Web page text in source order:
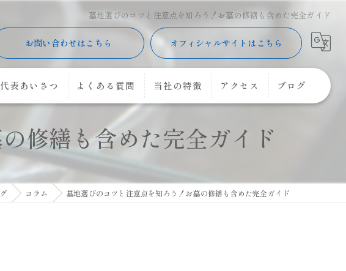
墓地選びのコツと注意点を知ろう！お墓の修繕も含めた完全ガイド
お問い合わせはこちら オフィシャルサイトはこちら
代表あいさつ よくある質問 当社の特徴
樹木葬
コーキング
アクセス ブログ
修繕も含めた完全ガイド
コラム 墓地選びのコツと注意点を知ろう！お墓の修繕も含めた完全ガイド